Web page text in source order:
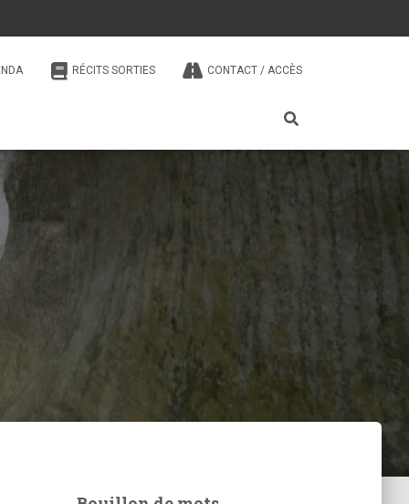
RÉCITS SORTIES CONTACT / ACCÈS